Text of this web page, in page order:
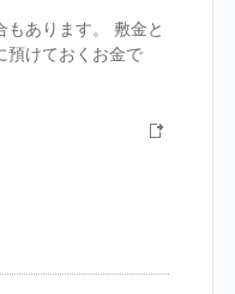
あります。 敷金と
預けておくお金で